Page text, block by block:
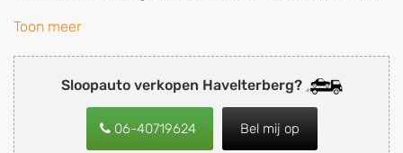
Sloopauto verkopen Havelterberg?
06-40719624 Bel mij op
uit de lijst die gespecialiseerd is in de verkoop van
de inkoop van sloopauto's, schadeauto's en
tweedehands auto's (ook zonder apk keuring). Wilt u
uw auto, camper, vrachtwagen, motor of brommobiel
snel en eenvoudig verkopen aan een
Toon meer